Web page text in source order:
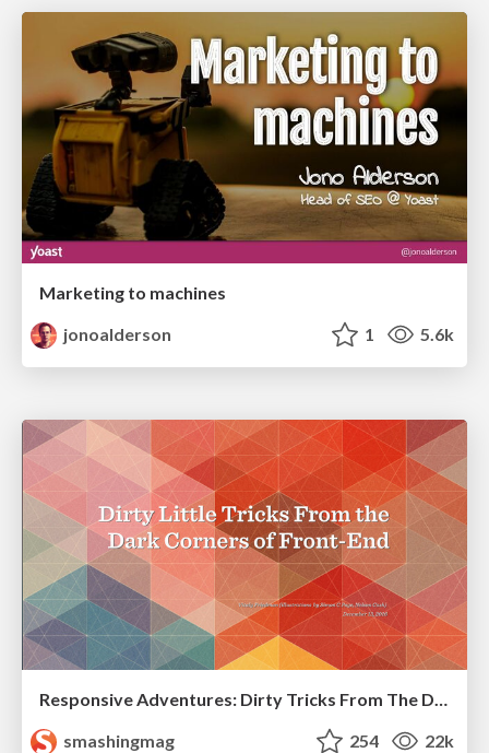
Marketing to machines
jonoalderson
1 5.6k
Responsive Adventures: Dirty Tricks From The Dark Corners of Front-End
smashingmag
254 22k